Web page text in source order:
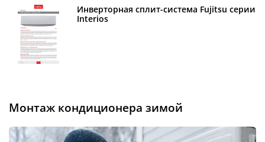
монтаж кондиционера зимой
Инверторная сплит-система Fujitsu серии
Interios